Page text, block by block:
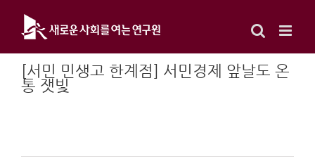
content
[서민 민생고 한계점] 서민경제 앞날도 온
통 잿빛